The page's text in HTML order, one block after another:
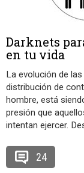
Darknets
en tu vida
La evolución de
distribución de
hombre, está
presión que
intentan ejercer.
24